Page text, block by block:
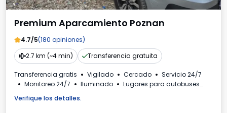
Premium Aparcamiento Poznan
4.7/5(180 opiniones)
2.7 km (~4 min)
Transferencia gratuita
Transferencia gratis Vigilado Cercado
Servicio 24/7
Monitoreo 24/7
Iluminado
Lugares para autobuses
Verifique los detalles.